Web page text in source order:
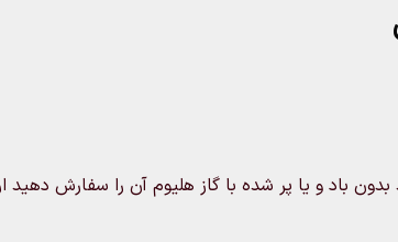
باد و یا پر شده با گاز هلیوم آن را سفارش دهید